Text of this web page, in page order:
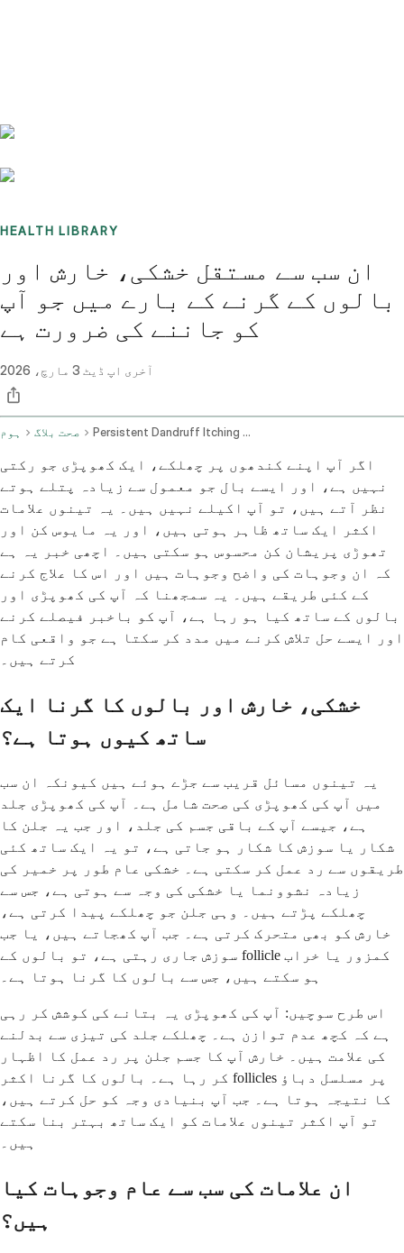
HEALTH LIBRARY
ان سب سے مستقل خشکی، خارش اور
بالوں کے گرنے کے بارے میں جو آپ
کو جاننے کی ضرورت ہے
آخری اپ ڈیٹ 3 مارچ، 2026
ہوم صحت بلاگ Persistent Dandruff Itching And Hair Loss Treatment Options
اگر آپ اپنے کندھوں پر چھلکے، ایک کھوپڑی جو رکتی
نہیں ہے، اور ایسے بال جو معمول سے زیادہ پتلے ہوتے
نظر آتے ہیں، تو آپ اکیلے نہیں ہیں۔ یہ تینوں علامات
اکثر ایک ساتھ ظاہر ہوتی ہیں، اور یہ مایوس کن اور
تھوڑی پریشان کن محسوس ہو سکتی ہیں۔ اچھی خبر یہ ہے
کہ ان وجوہات کی واضح وجوہات ہیں اور اس کا علاج کرنے
کے کئی طریقے ہیں۔ یہ سمجھنا کہ آپ کی کھوپڑی اور
بالوں کے ساتھ کیا ہو رہا ہے، آپ کو باخبر فیصلے کرنے
اور ایسے حل تلاش کرنے میں مدد کر سکتا ہے جو واقعی کام
کرتے ہیں۔
خشکی، خارش اور بالوں کا گرنا ایک
ساتھ کیوں ہوتا ہے؟
یہ تینوں مسائل قریب سے جڑے ہوئے ہیں کیونکہ ان سب
میں آپ کی کھوپڑی کی صحت شامل ہے۔ آپ کی کھوپڑی جلد
ہے، جیسے آپ کے باقی جسم کی جلد، اور جب یہ جلن کا
شکار یا سوزش کا شکار ہو جاتی ہے، تو یہ ایک ساتھ کئی
طریقوں سے رد عمل کر سکتی ہے۔ خشکی عام طور پر خمیر کی
زیادہ نشوونما یا خشکی کی وجہ سے ہوتی ہے، جس سے
چھلکے پڑتے ہیں۔ وہی جلن جو چھلکے پیدا کرتی ہے،
خارش کو بھی متحرک کرتی ہے۔ جب آپ کھجاتے ہیں، یا جب
سوزش جاری رہتی ہے، تو بالوں کے follicle کمزور یا خراب
ہو سکتے ہیں، جس سے بالوں کا گرنا ہوتا ہے۔
اس طرح سوچیں: آپ کی کھوپڑی یہ بتانے کی کوشش کر رہی
ہے کہ کچھ عدم توازن ہے۔ چھلکے جلد کی تیزی سے بدلنے
کی علامت ہیں۔ خارش آپ کا جسم جلن پر رد عمل کا اظہار
کر رہا ہے۔ بالوں کا گرنا اکثر follicles پر مسلسل دباؤ
کا نتیجہ ہوتا ہے۔ جب آپ بنیادی وجہ کو حل کرتے ہیں،
تو آپ اکثر تینوں علامات کو ایک ساتھ بہتر بنا سکتے
ہیں۔
ان علامات کی سب سے عام وجوہات کیا
ہیں؟